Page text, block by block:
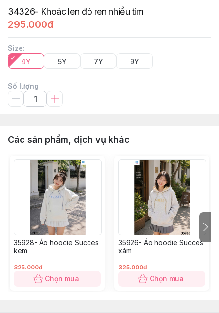
34326- Khoác len đỏ ren nhiều tim
295.000đ
Size:
4Y
5Y 7Y 9Y
Số lượng
Các sản phẩm, dịch vụ khác
35928- Áo hoodie Succes
kem
325.000đ
Chọn mua
35926- Áo hoodie Succes
xám
325.000đ
Chọn mua